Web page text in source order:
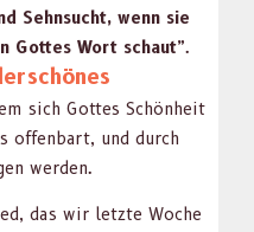
Sehn­sucht, wenn sie
Gottes Wort schaut”.
sich Gottes Schön­heit
offen­bart, und durch
wer­den.
das wir let­zte Woche